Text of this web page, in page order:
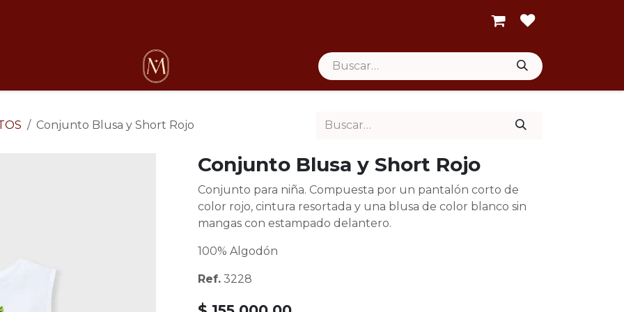
Conjunto Blusa y Short Rojo
Conjunto Blusa y Short Rojo
Conjunto para niña. Compuesta por un pantalón corto de
color rojo, cintura resortada y una blusa de color blanco sin
mangas con estampado delantero.
100% Algodón
Ref. 3228